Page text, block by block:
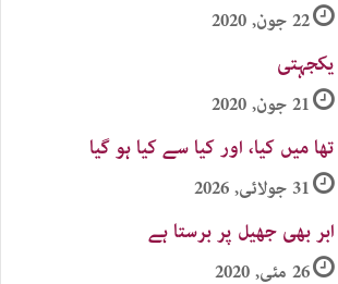
22 جون, 2020
یکجہتی
21 جون, 2020
تھا میں کیا، اور کیا سے کیا ہو گیا
31 جولائی, 2026
ابر بھی جھیل پر برستا ہے
26 مئی, 2020